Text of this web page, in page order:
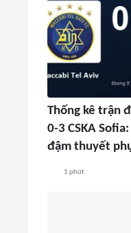
Thống kê trận
0-3 CSKA
đậm thuyết
1 phút